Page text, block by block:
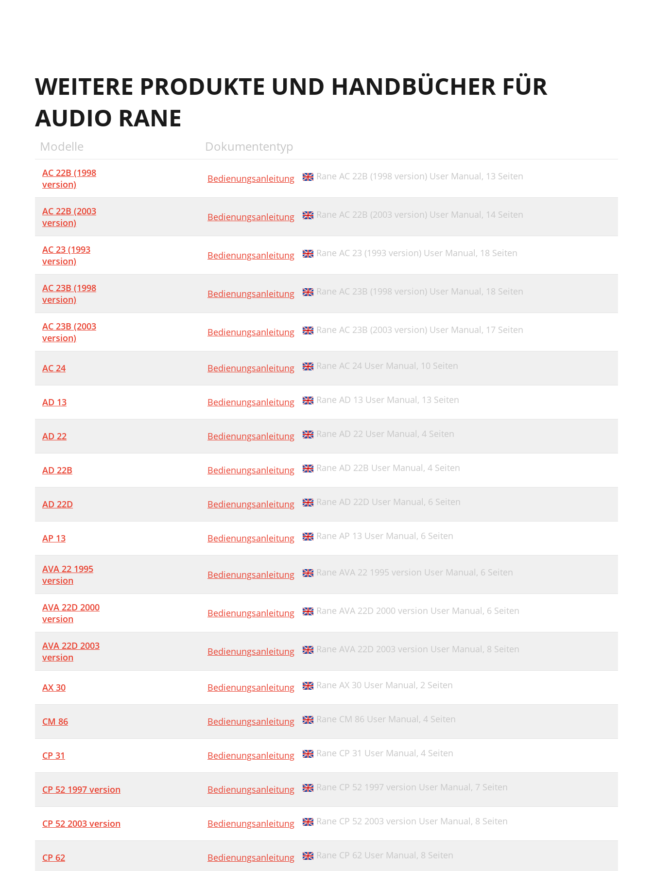
WEITERE PRODUKTE UND HANDBÜCHER FÜR
AUDIO RANE
Modelle Dokumententyp
AC 22B (1998
version)
Bedienungsanleitung Rane AC 22B (1998 version) User Manual, 13 Seiten
AC 22B (2003
version)
Bedienungsanleitung Rane AC 22B (2003 version) User Manual, 14 Seiten
AC 23 (1993
version)
Bedienungsanleitung Rane AC 23 (1993 version) User Manual, 18 Seiten
AC 23B (1998
version)
Bedienungsanleitung Rane AC 23B (1998 version) User Manual, 18 Seiten
AC 23B (2003
version)
Bedienungsanleitung Rane AC 23B (2003 version) User Manual, 17 Seiten
AC 24 Bedienungsanleitung Rane AC 24 User Manual, 10 Seiten
AD 13 Bedienungsanleitung Rane AD 13 User Manual, 13 Seiten
AD 22 Bedienungsanleitung Rane AD 22 User Manual, 4 Seiten
AD 22B Bedienungsanleitung Rane AD 22B User Manual, 4 Seiten
AD 22D Bedienungsanleitung Rane AD 22D User Manual, 6 Seiten
AP 13 Bedienungsanleitung Rane AP 13 User Manual, 6 Seiten
AVA 22 1995
version
Bedienungsanleitung Rane AVA 22 1995 version User Manual, 6 Seiten
AVA 22D 2000
version
Bedienungsanleitung Rane AVA 22D 2000 version User Manual, 6 Seiten
AVA 22D 2003
version
Bedienungsanleitung Rane AVA 22D 2003 version User Manual, 8 Seiten
AX 30 Bedienungsanleitung Rane AX 30 User Manual, 2 Seiten
CM 86 Bedienungsanleitung Rane CM 86 User Manual, 4 Seiten
CP 31 Bedienungsanleitung Rane CP 31 User Manual, 4 Seiten
CP 52 1997 version Bedienungsanleitung Rane CP 52 1997 version User Manual, 7 Seiten
CP 52 2003 version Bedienungsanleitung Rane CP 52 2003 version User Manual, 8 Seiten
CP 62 Bedienungsanleitung Rane CP 62 User Manual, 8 Seiten